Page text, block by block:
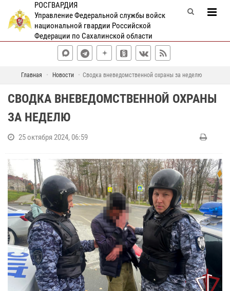
РОСГВАРДИЯ
Управление Федеральной службы войск
национальной гвардии Российской
Федерации по Сахалинской области
Главная Новости Сводка вневедомственной охраны за неделю
СВОДКА ВНЕВЕДОМСТВЕННОЙ ОХРАНЫ
ЗА НЕДЕЛЮ
25 октября 2024, 06:59